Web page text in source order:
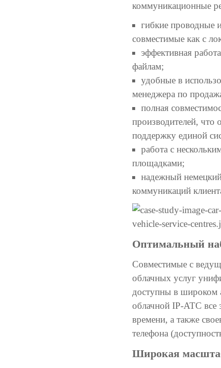
коммуникационные
гибкие проводные
совместимые как с
эффективная
файлам;
удобные в
менеджера по
полная
производителей, что
поддержку единой
работа с
площадками;
надежный
коммуникаций
Оптимальный
Совместимые с
облачных услуг
доступны в широком
облачной IP-АТС все
времени, а также
телефона
Широкая